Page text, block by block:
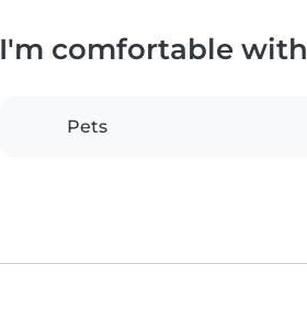
I'm comfortable with
Pets